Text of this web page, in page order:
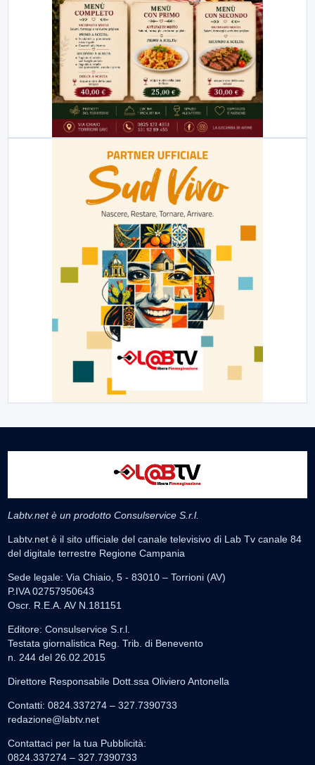
Labtv.net è un prodotto Consulservice S.r.l.
Labtv.net è il sito ufficiale del canale televisivo di Lab Tv canale 84
del digitale terrestre Regione Campania
Sede legale: Via Chiaio, 5 - 83010 – Torrioni (AV)
P.IVA 02757950643
Oscr. R.E.A. AV N.181151
Editore: Consulservice S.r.l.
Testata giornalistica Reg. Trib. di Benevento
n. 244 del 26.02.2015
Direttore Responsabile Dott.ssa Oliviero Antonella
Contatti: 0824.337274 – 327.7390733
redazione@labtv.net
Contattaci per la tua Pubblicità:
0824.337274 – 327.7390733